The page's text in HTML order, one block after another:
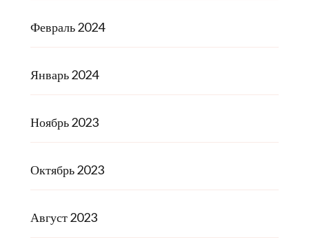
Февраль 2024
Январь 2024
Ноябрь 2023
Октябрь 2023
Август 2023